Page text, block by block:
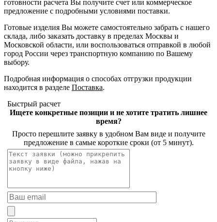
готовности расчета Вы получите счет или коммерческое
предложение с подробными условиями поставки.
Готовые изделия Вы можете самостоятельно забрать с нашего
склада, либо заказать доставку в пределах Москвы и
Московской области, или воспользоваться отправкой в любой
город России через транспортную компанию по Вашему
выбору.
Подробная информация о способах отгрузки продукции
находится в разделе Поставка.
Быстрый расчет
Ищете конкретные позиции и не хотите тратить лишнее
время?
Просто перешлите заявку в удобном Вам виде и получите
предложение в самые короткие сроки (от 5 минут).